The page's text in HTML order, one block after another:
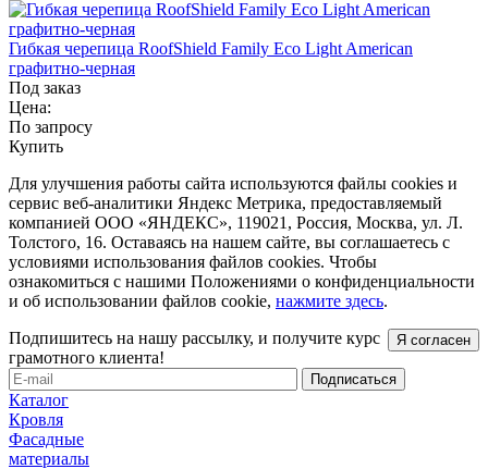
Гибкая черепица RoofShield Family Eco Light American
графитно-черная
Под заказ
Цена:
По запросу
Купить
Для улучшения работы сайта используются файлы cookies и
сервис веб-аналитики Яндекс Метрика, предоставляемый
компанией ООО «ЯНДЕКС», 119021, Россия, Москва, ул. Л.
Толстого, 16. Оставаясь на нашем сайте, вы соглашаетесь с
условиями использования файлов cookies. Чтобы
ознакомиться с нашими Положениями о конфиденциальности
и об использовании файлов cookie, нажмите здесь.
Я согласен
Подпишитесь на нашу рассылку, и получите курс
грамотного клиента!
Каталог
Кровля
Фасадные
материалы